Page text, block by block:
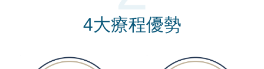
4大療程優勢